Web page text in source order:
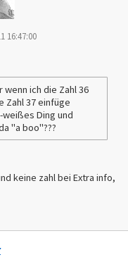
16:47:00
wenn ich die Zahl 36
Zahl 37 einfüge
Ding und
"a boo"???
keine zahl bei Extra info,